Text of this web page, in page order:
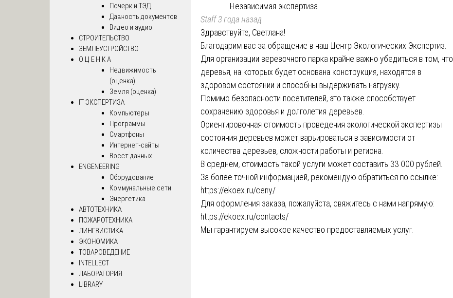
Независимая экспертиза
Staff3 года назад
Здравствуйте, Светлана!
Благодарим вас за обращение в наш Центр Экологических Экспертиз.
Для организации веревочного парка крайне важно убедиться в том, что
деревья, на которых будет основана конструкция, находятся в
здоровом состоянии и способны выдерживать нагрузку.
Помимо безопасности посетителей, это также способствует
сохранению здоровья и долголетия деревьев.
Ориентировочная стоимость проведения экологической экспертизы
состояния деревьев может варьироваться в зависимости от
количества деревьев, сложности работы и региона.
В среднем, стоимость такой услуги может составить 33 000 рублей.
За более точной информацией, рекомендую обратиться по ссылке:
https://ekoex.ru/ceny/
Для оформления заказа, пожалуйста, свяжитесь с нами напрямую:
https://ekoex.ru/contacts/
Мы гарантируем высокое качество предоставляемых услуг.
Почерк и ТЭД
Давность документов
Видео и аудио
СТРОИТЕЛЬСТВО
ЗЕМЛЕУСТРОЙСТВО
О Ц Е Н К А
Недвижимость
(оценка)
Земля (оценка)
IT ЭКСПЕРТИЗА
Компьютеры
Программы
Смартфоны
Интернет-сайты
Восст.данных
ENGENEERING
Оборудование
Коммунальные сети
Энергетика
АВТОТЕХНИКА
ПОЖАРОТЕХНИКА
ЛИНГВИСТИКА
ЭКОНОМИКА
ТОВАРОВЕДЕНИЕ
INTELLECT
ЛАБОРАТОРИЯ
LIBRARY